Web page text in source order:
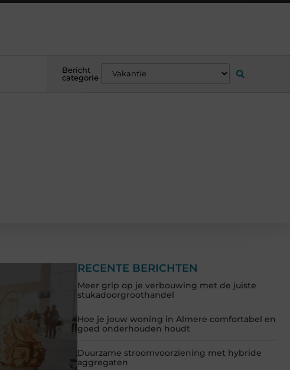
Bericht
categorie
RECENTE BERICHTEN
Meer grip op je verbouwing met de juiste
stukadoorgroothandel
Hoe je jouw woning in Almere comfortabel en
goed onderhouden houdt
Duurzame stroomvoorziening met hybride
aggregaten